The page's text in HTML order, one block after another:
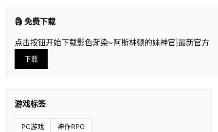
🗿 免费下载
点击按钮开始下载影色渐染~阿斯林顿的妹神官|最新官方
下载
游戏标签
PC游戏 神作RPG